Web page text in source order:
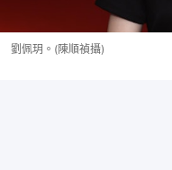
劉佩玥。(陳順禎攝)